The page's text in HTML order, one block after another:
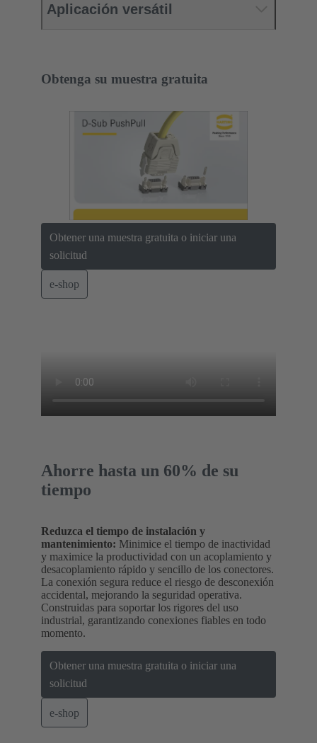
Aplicación versátil
Obtenga su muestra gratuita
Obtener una muestra gratuita o iniciar una
solicitud
e-shop
Ahorre hasta un 60% de su
tiempo
Reduzca el tiempo de instalación y
mantenimiento: Minimice el tiempo de inactividad
y maximice la productividad con un acoplamiento y
desacoplamiento rápido y sencillo de los conectores.
La conexión segura reduce el riesgo de desconexión
accidental, mejorando la seguridad operativa.
Construidas para soportar los rigores del uso
industrial, garantizando conexiones fiables en todo
momento.
Obtener una muestra gratuita o iniciar una
solicitud
e-shop